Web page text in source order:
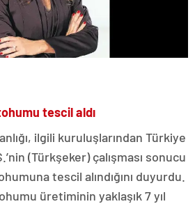
tescil aldı
ilgili kuruluşlarından Türkiye
(Türkşeker) çalışması sonucu
tescil alındığını duyurdu.
üretiminin yaklaşık 7 yıl